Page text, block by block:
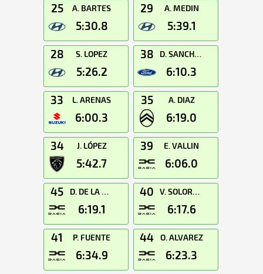
25 A. BARTES
5:30.8
29 A. MEDIN
5:39.1
28 S. LOPEZ
5:26.2
38 D. SANCHEZ
6:10.3
33 L. ARENAS
6:00.3
35 A. DIAZ
6:19.0
34 J. LÓPEZ
5:42.7
39 E. VALLIN
6:06.0
45 D. DE LA OSA
6:19.1
40 V. SOLORZANO
6:17.6
41 P. FUENTE
6:34.9
44 O. ALVAREZ
6:23.3